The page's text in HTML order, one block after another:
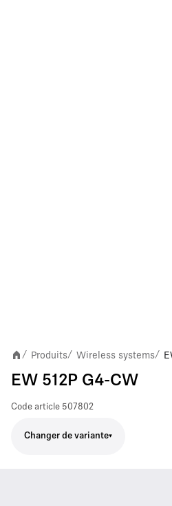
/ Produits/ Wireless systems/
EW 512P G4-CW
Code article 507802
Changer de variante